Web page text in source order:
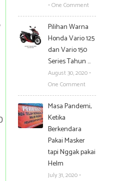
• One Comment
Pilihan Warna
Honda Vario 125
dan Vario 150
Series Tahun …
August 30, 2020 •
One Comment
Masa Pandemi,
Ketika
Berkendara
Pakai Masker
tapi Nggak pakai
Helm
July 31, 2020 •